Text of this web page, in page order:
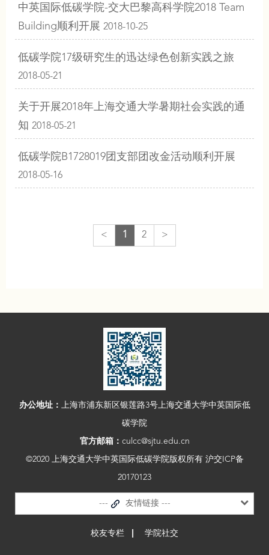
中英国际低碳学院-交大巴黎高科学院2018 Team
Building顺利开展 2018-10-25
低碳学院17级研究生的迅达绿色创新实践之旅
2018-05-21
关于开展2018年上海交通大学暑期社会实践的通
知 2018-05-21
低碳学院B1728019团支部团改金活动顺利开展
2018-05-16
< 1 2 >
办公地址： 上海市浦东新区银莲路3号上海交通大学中英国际低
碳学院
官方邮箱： culcc@sjtu.edu.cn
©2020 上海交通大学中英国际低碳学院版权所有 沪交ICP备
20170123
--- 友情链接 ---
校友专栏 学院社交